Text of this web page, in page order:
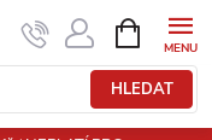
HLEDAT
NÁKUPNÍ
KOŠÍK